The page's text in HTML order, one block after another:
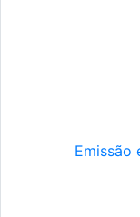
Emissão